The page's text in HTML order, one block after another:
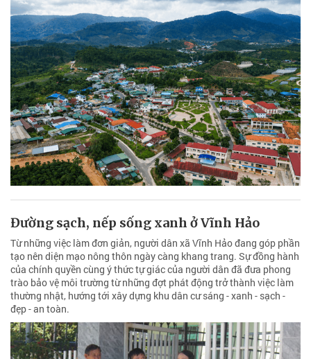
Đường sạch, nếp sống xanh ở Vĩnh Hảo
Từ những việc làm đơn giản, người dân xã Vĩnh Hảo đang góp phần
tạo nên diện mạo nông thôn ngày càng khang trang. Sự đồng hành
của chính quyền cùng ý thức tự giác của người dân đã đưa phong
trào bảo vệ môi trường từ những đợt phát động trở thành việc làm
thường nhật, hướng tới xây dựng khu dân cư sáng - xanh - sạch -
đẹp - an toàn.